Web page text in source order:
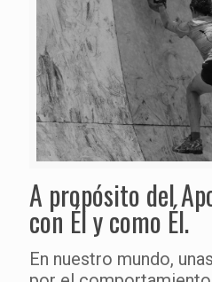
A propósito del
con Él y como Él.
En nuestro mundo,